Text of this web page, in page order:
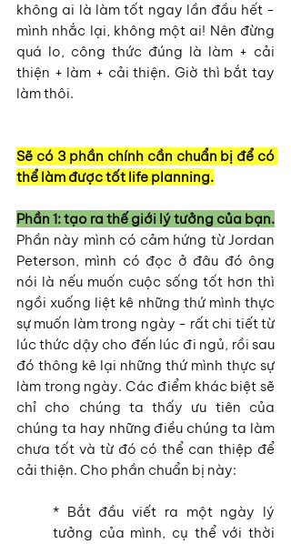
không ai là làm tốt ngay lần đầu hết -
mình nhắc lại, không một ai! Nên đừng
quá lo, công thức đúng là làm + cải
thiện + làm + cải thiện. Giờ thì bắt tay
làm thôi.
Sẽ có 3 phần chính cần chuẩn bị để có
thể làm được tốt life planning.
Phần 1: tạo ra thế giới lý tưởng của bạn.
Phần này mình có cảm hứng từ Jordan
Peterson, mình có đọc ở đâu đó ông
nói là nếu muốn cuộc sống tốt hơn thì
ngồi xuống liệt kê những thứ mình thực
sự muốn làm trong ngày - rất chi tiết từ
lúc thức dậy cho đến lúc đi ngủ, rồi sau
đó thông kê lại những thứ mình thực sự
làm trong ngày. Các điểm khác biệt sẽ
chỉ cho chúng ta thấy ưu tiên của
chúng ta hay những điều chúng ta làm
chưa tốt và từ đó có thể can thiệp để
cải thiện. Cho phần chuẩn bị này:
* Bắt đầu viết ra một ngày lý
tưởng của mình, cụ thể với thời